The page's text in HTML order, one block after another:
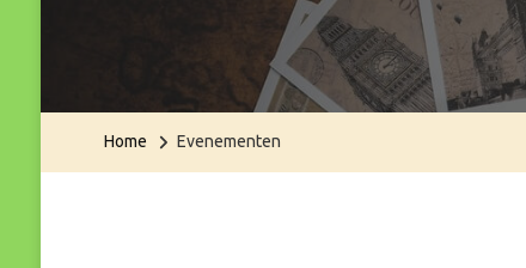
Home Evenementen